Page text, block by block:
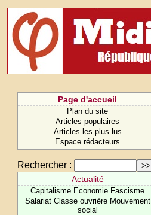
Page d'accueil
Plan du site
Articles populaires
Articles les plus lus
Espace rédacteurs
Rechercher :
Actualité
Capitalisme Economie Fascisme
Salariat Classe ouvrière Mouvement
social